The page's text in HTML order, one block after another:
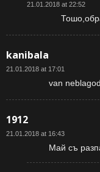
21.01.2018 at 22:52
kanibala
21.01.2018 at 17:01
van
1912
21.01.2018 at 16:43
Май съ